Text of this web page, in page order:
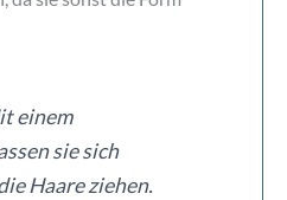
einem
sie sich
Haare ziehen.